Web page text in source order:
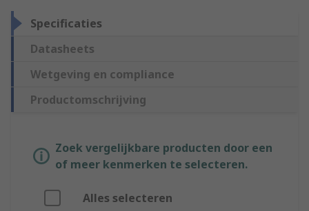
Specificaties
Datasheets
Wetgeving en compliance
Productomschrijving
Zoek vergelijkbare producten door een
of meer kenmerken te selecteren.
Alles selecteren